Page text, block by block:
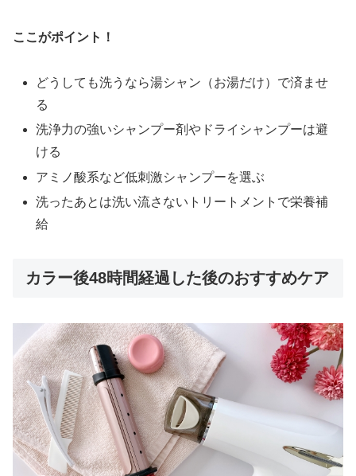
ここがポイント！
どうしても洗うなら湯シャン（お湯だけ）で済ませ
る
洗浄力の強いシャンプー剤やドライシャンプーは避
ける
アミノ酸系など低刺激シャンプーを選ぶ
洗ったあとは洗い流さないトリートメントで栄養補
給
カラー後48時間経過した後のおすすめケア